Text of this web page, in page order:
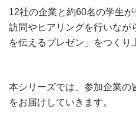
12社の企業と約60名の学生
訪問やヒアリングを行いなが
を伝えるプレゼン」をつくり
本シリーズでは、参加企業の
をお届けしていきます。